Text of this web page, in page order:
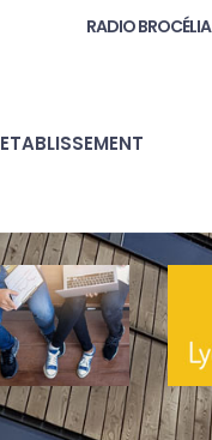
RADIO
ETABLISSEMENT